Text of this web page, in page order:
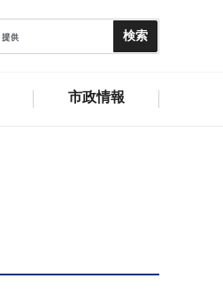
市政情報